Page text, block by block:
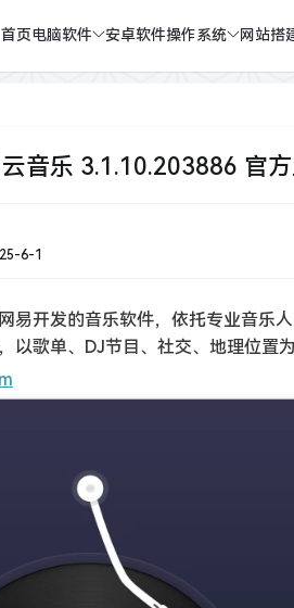
首页电脑软件 安卓软件操作系统 网站搭
音乐 3.1.10.203886 官
6-1
易开发的音乐软件，依托专业音乐
以歌单、DJ节目、社交、地理位置